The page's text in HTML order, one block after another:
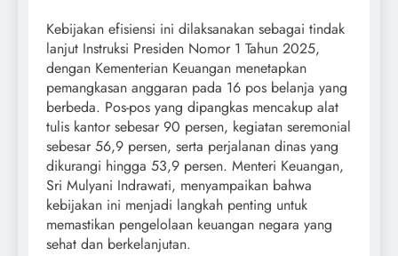
Kebijakan efisiensi ini dilaksanakan sebagai tindak
lanjut Instruksi Presiden Nomor 1 Tahun 2025,
dengan Kementerian Keuangan menetapkan
pemangkasan anggaran pada 16 pos belanja yang
berbeda. Pos-pos yang dipangkas mencakup alat
tulis kantor sebesar 90 persen, kegiatan seremonial
sebesar 56,9 persen, serta perjalanan dinas yang
dikurangi hingga 53,9 persen. Menteri Keuangan,
Sri Mulyani Indrawati, menyampaikan bahwa
kebijakan ini menjadi langkah penting untuk
memastikan pengelolaan keuangan negara yang
sehat dan berkelanjutan.